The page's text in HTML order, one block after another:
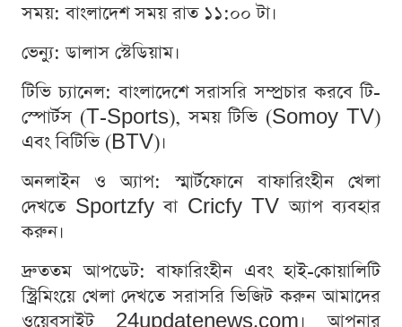
সময়: বাংলাদেশ সময় রাত ১১:০০ টা।
ভেন্যু: ডালাস স্টেডিয়াম।
টিভি চ্যানেল: বাংলাদেশে সরাসরি সম্প্রচার করবে টি-
স্পোর্টস (T-Sports), সময় টিভি (Somoy TV)
এবং বিটিভি (BTV)।
অনলাইন ও অ্যাপ: স্মার্টফোনে বাফারিংহীন খেলা
দেখতে Sportzfy বা Cricfy TV অ্যাপ ব্যবহার
করুন।
দ্রুততম আপডেট: বাফারিংহীন এবং হাই-কোয়ালিটি
স্ট্রিমিংয়ে খেলা দেখতে সরাসরি ভিজিট করুন আমাদের